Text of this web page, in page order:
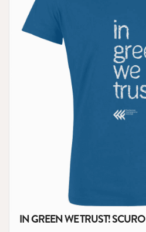
IN GREEN WE TRUST! SCURO